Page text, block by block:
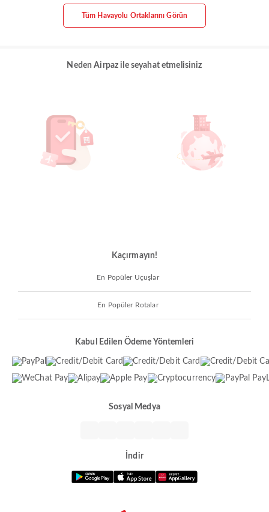
Tüm Havayolu Ortaklarını Görün
Neden Airpaz ile seyahat etmelisiniz
Kaçırmayın!
En Popüler Uçuşlar
En Popüler Rotalar
Kabul Edilen Ödeme Yöntemleri
Sosyal Medya
İndir